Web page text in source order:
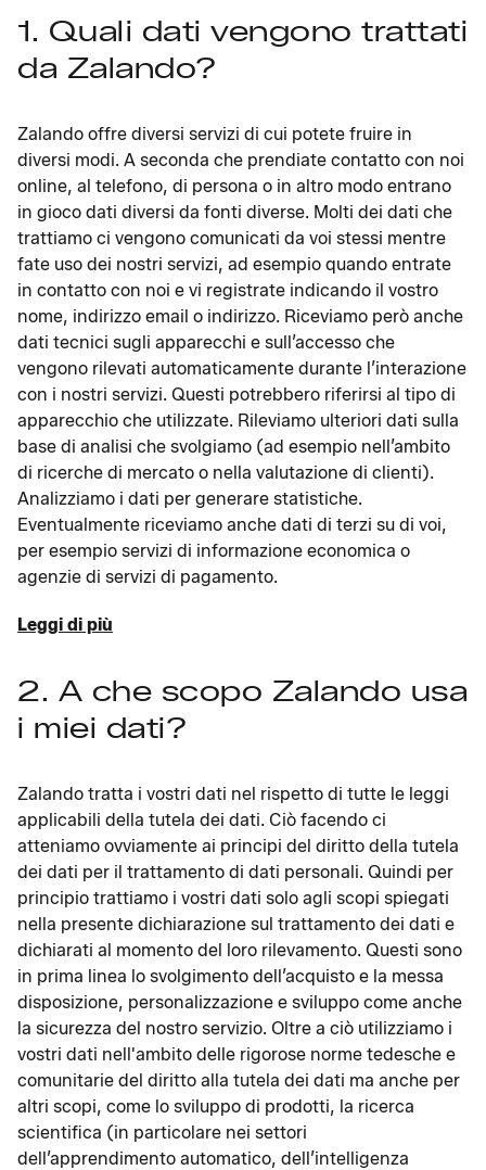
1. Quali dati vengono trattati
da Zalando?
Zalando offre diversi servizi di cui potete fruire in
diversi modi. A seconda che prendiate contatto con noi
online, al telefono, di persona o in altro modo entrano
in gioco dati diversi da fonti diverse. Molti dei dati che
trattiamo ci vengono comunicati da voi stessi mentre
fate uso dei nostri servizi, ad esempio quando entrate
in contatto con noi e vi registrate indicando il vostro
nome, indirizzo email o indirizzo. Riceviamo però anche
dati tecnici sugli apparecchi e sull’accesso che
vengono rilevati automaticamente durante l’interazione
con i nostri servizi. Questi potrebbero riferirsi al tipo di
apparecchio che utilizzate. Rileviamo ulteriori dati sulla
base di analisi che svolgiamo (ad esempio nell’ambito
di ricerche di mercato o nella valutazione di clienti).
Analizziamo i dati per generare statistiche.
Eventualmente riceviamo anche dati di terzi su di voi,
per esempio servizi di informazione economica o
agenzie di servizi di pagamento.
Leggi di più
2. A che scopo Zalando usa
i miei dati?
Zalando tratta i vostri dati nel rispetto di tutte le leggi
applicabili della tutela dei dati. Ciò facendo ci
atteniamo ovviamente ai principi del diritto della tutela
dei dati per il trattamento di dati personali. Quindi per
principio trattiamo i vostri dati solo agli scopi spiegati
nella presente dichiarazione sul trattamento dei dati e
dichiarati al momento del loro rilevamento. Questi sono
in prima linea lo svolgimento dell’acquisto e la messa
disposizione, personalizzazione e sviluppo come anche
la sicurezza del nostro servizio. Oltre a ciò utilizziamo i
vostri dati nell'ambito delle rigorose norme tedesche e
comunitarie del diritto alla tutela dei dati ma anche per
altri scopi, come lo sviluppo di prodotti, la ricerca
scientifica (in particolare nei settori
dell’apprendimento automatico, dell’intelligenza